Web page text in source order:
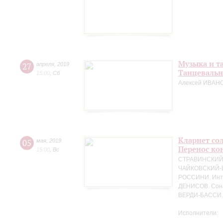
27 апреля 2019
15:00 Сб
Музыка и
Алексей
05 мая 2019
15:00 Вс
Кларнет
Перенос
СТРАВИНСКИЙ.
ЧАЙКОВСКИЙ-
РОССИНИ.
ДЕНИСОВ.
ВЕРДИ-БАССИ.
Исполнители: